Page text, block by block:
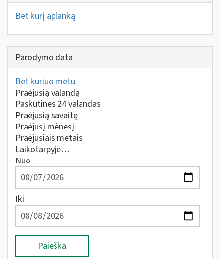
Bet kurį aplanką
Parodymo data
Bet kuriuo metu
Praėjusią valandą
Paskutines 24 valandas
Praėjusią savaitę
Praėjusį mėnesį
Praėjusiais metais
Laikotarpyje…
Nuo
Iki
Paieška